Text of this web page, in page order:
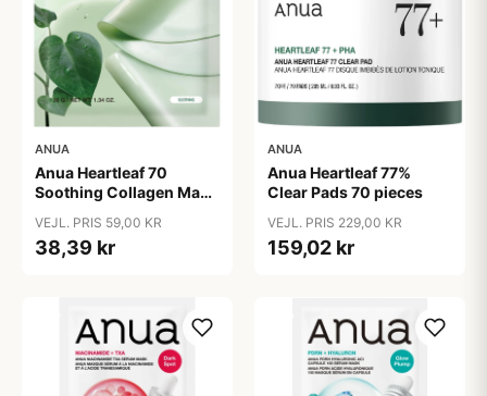
ANUA
Anua Heartleaf 70
Soothing Collagen Mask
VEJL. PRIS 59,00 KR
38,39 kr
ANUA
Anua Heartleaf 77%
Clear Pads 70 pieces
VEJL. PRIS 229,00 KR
159,02 kr